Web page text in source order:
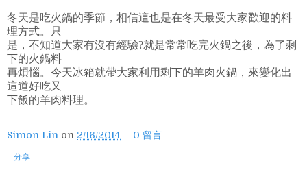
冬天是吃火鍋的季節，相信這也是在冬天最受大家歡迎的料
理方式。只
是，不知道大家有沒有經驗?就是常常吃完火鍋之後，為了剩
下的火鍋料
再煩惱。今天冰箱就帶大家利用剩下的羊肉火鍋，來變化出
這道好吃又
下飯的羊肉料理。
Simon Lin on 2/16/2014 0 留言
分享